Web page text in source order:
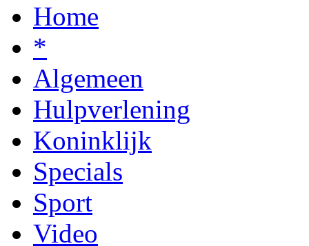
Home
*
Algemeen
Hulpverlening
Koninklijk
Specials
Sport
Video